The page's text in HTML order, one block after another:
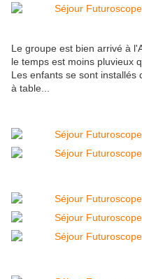
Le groupe est bien arrivé à
le temps est moins pluvieux
Les enfants se sont installés
à table...